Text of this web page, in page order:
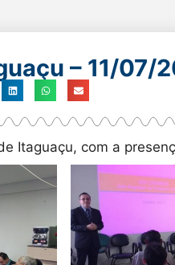
– 11/07/
Itaguaçu, com a